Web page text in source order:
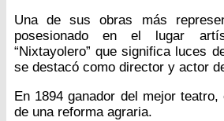
Una de sus obras más
posesionado en el lugar
“Nixtayolero” que significa luces
se destacó como director y actor
En 1894 ganador del mejor
de una reforma agraria.